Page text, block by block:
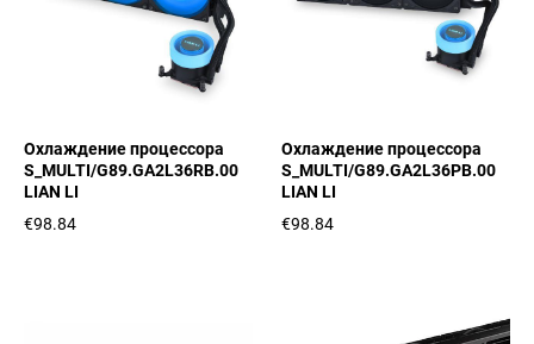
Охлаждение процессора
S_MULTI/G89.GA2L36RB.00
LIAN LI
€98.84
Охлаждение процессора
S_MULTI/G89.GA2L36PB.00
LIAN LI
€98.84